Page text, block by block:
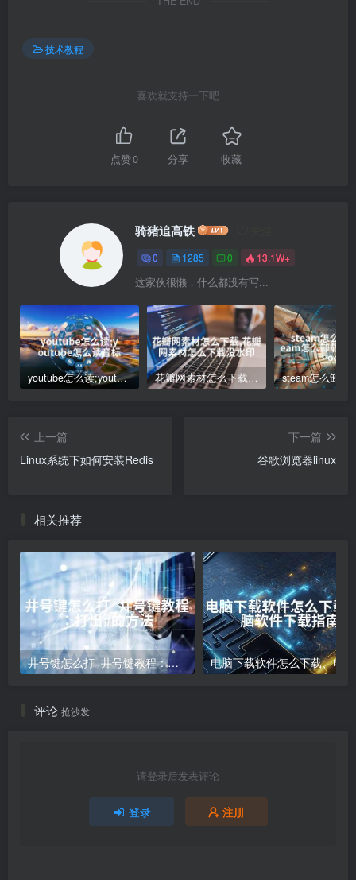
技术教程
喜欢就支持一下吧
点赞0 分享 收藏
骑猪追高铁
0 1285 0 13.1W+
这家伙很懒，什么都没有写...
youtube怎么读;youtube怎么读音标 花瓣网素材怎么下载,花瓣网素材怎么下载没水印
上一篇
Linux系统下如何安装Redis
下一篇
谷歌浏览器linux
相关推荐
井号键怎么打_井号键教程：打出#的方法
评论 抢沙发
请登录后发表评论
登录 注册